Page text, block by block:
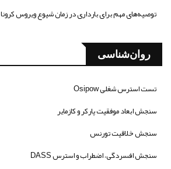
توصیه‌های مهم برای بارداری در زمان شیوع ویروس کرونا
روان‌شناسی
تست استرس شغلی Osipow
سنجش ابعاد موفقیت پارکر و کازمایر
سنجش خلاقیت تورنس
سنجش افسردگی، اضطراب و استرس DASS